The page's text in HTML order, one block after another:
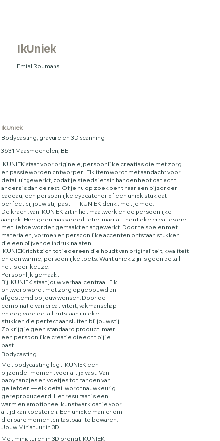
IkUniek
Emiel Roumans
IkUniek
Bodycasting, gravure en 3D scanning
3631 Maasmechelen, BE
IKUNIEK staat voor originele, persoonlijke creaties die met zorg
en passie worden ontworpen. Elk item wordt met aandacht voor
detail uitgewerkt, zodat je steeds iets in handen hebt dat écht
anders is dan de rest. Of je nu op zoek bent naar een bijzonder
cadeau, een persoonlijke eyecatcher of een uniek stuk dat
perfect bij jouw stijl past — IKUNIEK denkt met je mee.
De kracht van IKUNIEK zit in het maatwerk en de persoonlijke
aanpak. Hier geen massaproductie, maar authentieke creaties die
met liefde worden gemaakt en afgewerkt. Door te spelen met
materialen, vormen en persoonlijke accenten ontstaan stukken
die een blijvende indruk nalaten.
IKUNIEK richt zich tot iedereen die houdt van originaliteit, kwaliteit
en een warme, persoonlijke toets. Want uniek zijn is geen detail —
het is een keuze.
Persoonlijk gemaakt
Bij IKUNIEK staat jouw verhaal centraal. Elk
ontwerp wordt met zorg opgebouwd en
afgestemd op jouw wensen. Door de
combinatie van creativiteit, vakmanschap
en oog voor detail ontstaan unieke
stukken die perfect aansluiten bij jouw stijl.
Zo krijg je geen standaard product, maar
een persoonlijke creatie die echt bij je
past.
Bodycasting
Met bodycasting legt IKUNIEK een
bijzonder moment voor altijd vast. Van
babyhandjes en voetjes tot handen van
geliefden — elk detail wordt nauwkeurig
gereproduceerd. Het resultaat is een
warm en emotioneel kunstwerk dat je voor
altijd kan koesteren. Een unieke manier om
dierbare momenten tastbaar te bewaren.
Jouw Miniatuur in 3D
Met miniaturen in 3D brengt IKUNIEK